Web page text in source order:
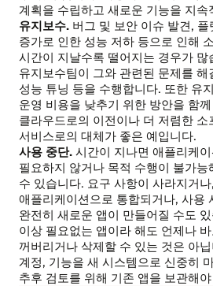
계획을 수립하고 새로운 기능을 지속
유지보수. 버그 및 보안 이슈 발견,
증가로 인한 성능 저하 등으로 인해
시간이 지날수록 떨어지는 경우가 많
유지보수팀이 그와 관련된 문제를 해
성능 튜닝 등을 수행합니다. 또한 유
운영 비용을 낮추기 위한 방안을 함
클라우드로의 이전이나 더 저렴한 소
서비스로의 대체가 좋은 예입니다.
사용 중단. 시간이 지나면 애플리케
필요하지 않거나 목적 수행이 불가
수 있습니다. 요구 사항이 사라지거
애플리케이션으로 통합되거나, 사용
완전히 새로운 앱이 만들어질 수도
이상 필요없는 앱이라 해도 언제나
꺼버리거나 삭제할 수 있는 것은 아
계정, 기능을 새 시스템으로 신중히
추후 검토를 위해 기존 앱을 보관해